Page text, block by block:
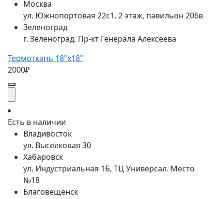
Москва
ул. Южнопортовая 22с1, 2 этаж, павильон 206в
Зеленоград
г. Зеленоград, Пр-кт Генерала Алексеева
Термоткань 18"x18"
2000₽
Есть в наличии
Владивосток
ул. Выселковая 30
Хабаровск
ул. Индустриальная 1Б, ТЦ Универсал. Место
№18
Благовещенск